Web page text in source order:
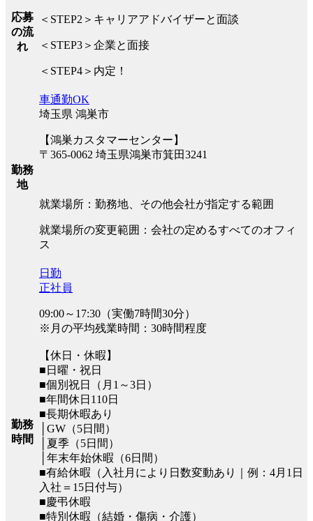
応募
の流
れ
＜STEP2＞キャリアアドバイザーと面談
＜STEP3＞企業と面接
＜STEP4＞内定！
勤務
地
車通勤OK
埼玉県 鴻巣市
【鴻巣カスタマーセンター】
〒365-0062 埼玉県鴻巣市箕田3241
就業場所：勤務地、その他会社が指定する範囲
就業場所の変更範囲：会社の定めるすべてのオフィ
ス
勤務
時間
日勤
正社員
09:00～17:30（実働7時間30分）
※月の平均残業時間：30時間程度
【休日・休暇】
■日曜・祝日
■個別祝日（月1～3日）
■年間休日110日
■長期休暇あり
│GW（5日間）
│夏季（5日間）
│年末年始休暇（6日間）
■有給休暇（入社月により日数変動あり｜例：4月1日
入社＝15日付与）
■慶弔休暇
■特別休暇（結婚・傷病・介護）